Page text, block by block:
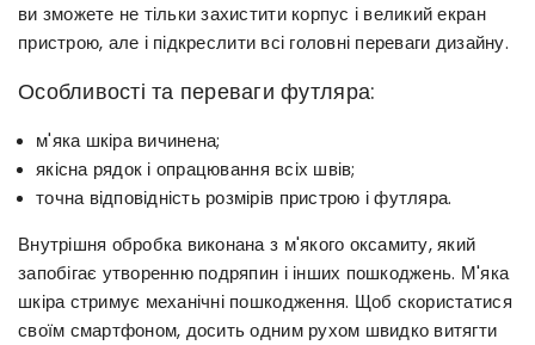
ви зможете не тільки захистити корпус і великий екран
пристрою, але і підкреслити всі головні переваги дизайну.
Особливості та переваги футляра:
м'яка шкіра вичинена;
якісна рядок і опрацювання всіх швів;
точна відповідність розмірів пристрою і футляра.
Внутрішня обробка виконана з м'якого оксамиту, який
запобігає утворенню подряпин і інших пошкоджень. М'яка
шкіра стримує механічні пошкодження. Щоб скористатися
своїм смартфоном, досить одним рухом швидко витягти